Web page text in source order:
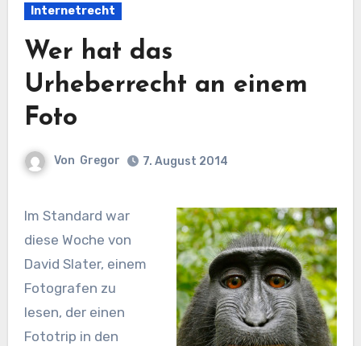
Internetrecht
Wer hat das
Urheberrecht an einem
Foto
Von Gregor 7. August 2014
Im Standard war
diese Woche von
David Slater, einem
Fotografen zu
lesen, der einen
Fototrip in den